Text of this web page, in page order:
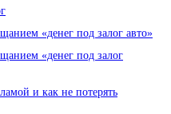
«денег под залог авто»
«денег под залог
и как не потерять